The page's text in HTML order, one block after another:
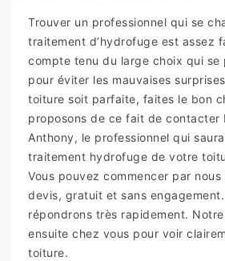
Trouver un professionnel qui se
traitement d’hydrofuge est assez
compte tenu du large choix qui se
pour éviter les mauvaises
toiture soit parfaite, faites le bon
proposons de ce fait de contacter
Anthony, le professionnel qui
traitement hydrofuge de votre
Vous pouvez commencer par nous
devis, gratuit et sans
répondrons très rapidement.
ensuite chez vous pour voir
toiture.